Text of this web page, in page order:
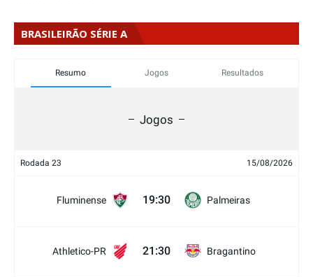
BRASILEIRÃO SÉRIE A
Resumo Jogos Resultados
Jogos
Rodada 23 15/08/2026
Fluminense 19:30 Palmeiras
Athletico-PR 21:30 Bragantino